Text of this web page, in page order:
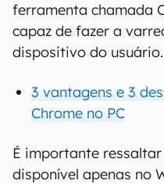
ferramenta chamada
capaz de fazer a
dispositivo do usuário.
3 vantagens e 3
Chrome no PC
É importante
disponível apenas no